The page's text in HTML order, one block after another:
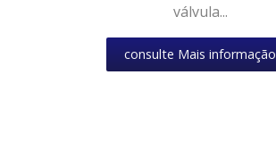
válvula...
consulte Mais informação